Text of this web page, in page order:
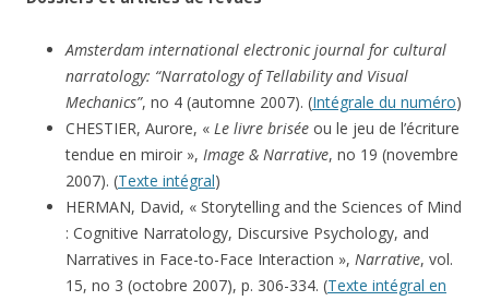
Amsterdam international electronic journal for cultural
narratology: “Narratology of Tellability and Visual
Mechanics”, no 4 (automne 2007). (Intégrale du numéro)
CHESTIER, Aurore, « Le livre brisée ou le jeu de l’écriture
tendue en miroir », Image & Narrative, no 19 (novembre
2007). (Texte intégral)
HERMAN, David, « Storytelling and the Sciences of Mind
: Cognitive Narratology, Discursive Psychology, and
Narratives in Face-to-Face Interaction », Narrative, vol.
15, no 3 (octobre 2007), p. 306-334. (Texte intégral en